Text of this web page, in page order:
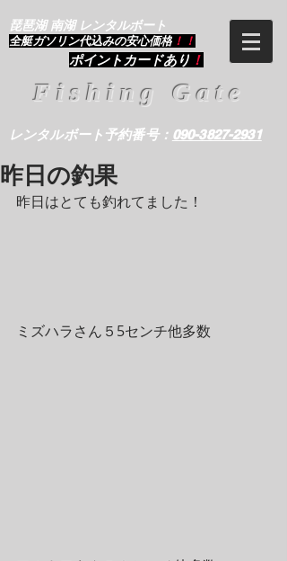
琵琶湖 南湖 レンタルボート
​全艇ガソリン代込みの安心価格 ！！
ポイントカードあり ！
Fishing Gate
レンタルボート予約番号： 090-3827-2931
昨日の釣果
昨日はとても釣れてました！
ミズハラさん５5センチ他多数